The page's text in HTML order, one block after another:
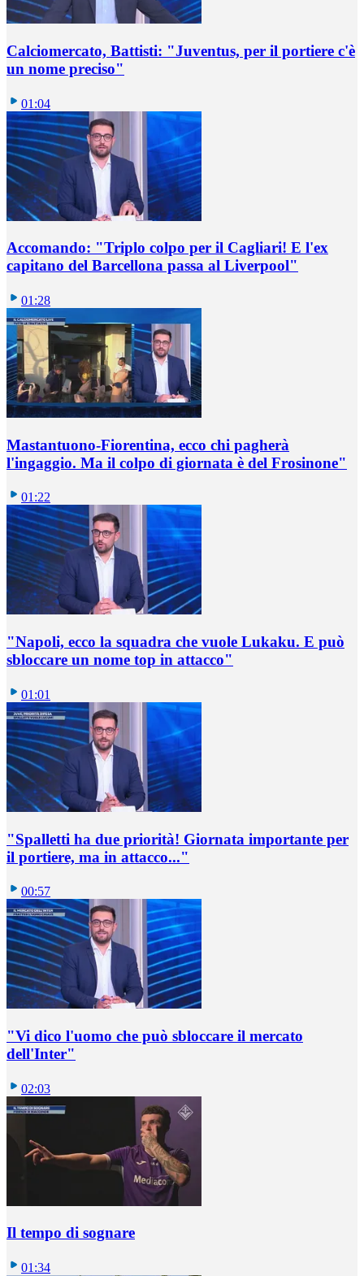
Calciomercato, Battisti: "Juventus, per il portiere c'è
un nome preciso"
01:04
Accomando: "Triplo colpo per il Cagliari! E l'ex
capitano del Barcellona passa al Liverpool"
01:28
Mastantuono-Fiorentina, ecco chi pagherà
l'ingaggio. Ma il colpo di giornata è del Frosinone"
01:22
"Napoli, ecco la squadra che vuole Lukaku. E può
sbloccare un nome top in attacco"
01:01
"Spalletti ha due priorità! Giornata importante per
il portiere, ma in attacco..."
00:57
"Vi dico l'uomo che può sbloccare il mercato
dell'Inter"
02:03
Il tempo di sognare
01:34